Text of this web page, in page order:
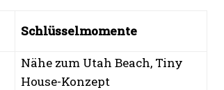
Schlüsselmomente
Nähe zum Utah Beach, Tiny
House-Konzept